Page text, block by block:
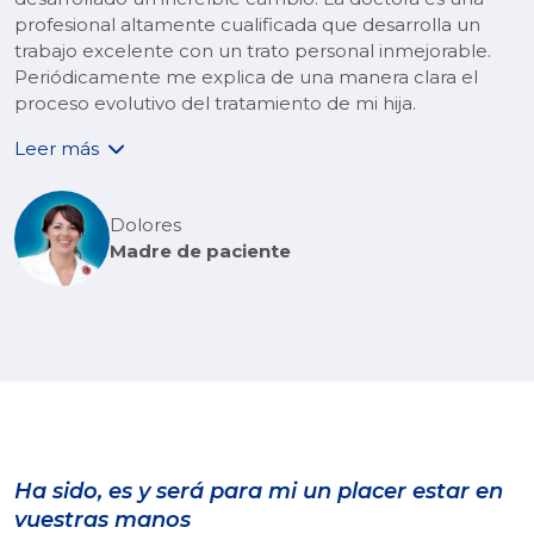
profesional altamente cualificada que desarrolla un
trabajo excelente con un trato personal inmejorable.
Periódicamente me explica de una manera clara el
proceso evolutivo del tratamiento de mi hija.
Leer más
Dolores
Madre de paciente
Ha sido, es y será para mi un placer estar en
vuestras manos